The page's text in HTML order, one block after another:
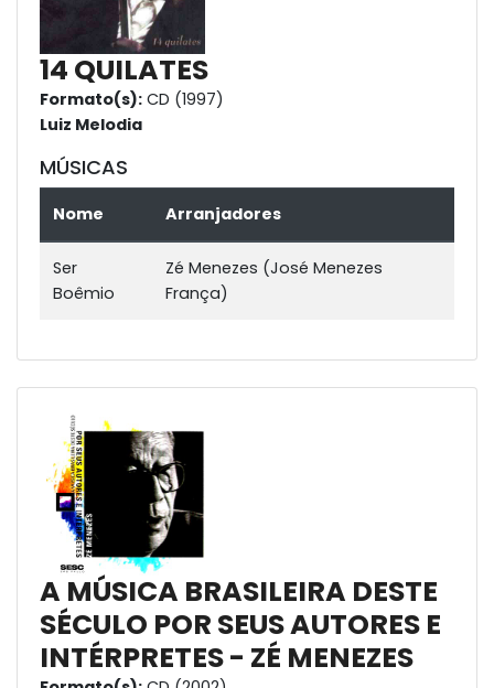
14 QUILATES
Formato(s): CD (1997)
Luiz Melodia
MÚSICAS
Nome Arranjadores
Ser
Boêmio
Zé Menezes (José Menezes
França)
A MÚSICA BRASILEIRA DESTE
SÉCULO POR SEUS AUTORES E
INTÉRPRETES - ZÉ MENEZES